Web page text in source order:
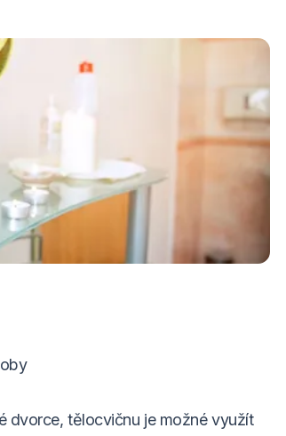
dvorce, tělocvičnu je možné využít